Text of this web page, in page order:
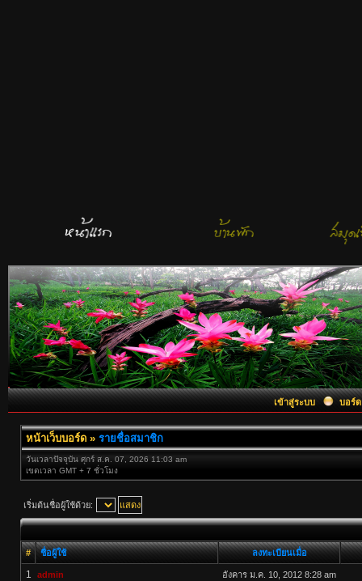
เข้าสู่ระบบ บอร์ด
หน้าเว็บบอร์ด » รายชื่อสมาชิก
วันเวลาปัจจุบัน ศุกร์ ส.ค. 07, 2026 11:03 am
เขตเวลา GMT + 7 ชั่วโมง
เริ่มต้นชื่อผู้ใช้ด้วย:
# ชื่อผู้ใช้ ลงทะเบียนเมื่อ
1 admin อังคาร ม.ค. 10, 2012 8:28 am